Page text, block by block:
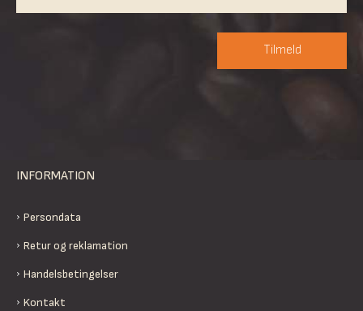
Tilmeld
INFORMATION
Persondata
Retur og reklamation
Handelsbetingelser
Kontakt